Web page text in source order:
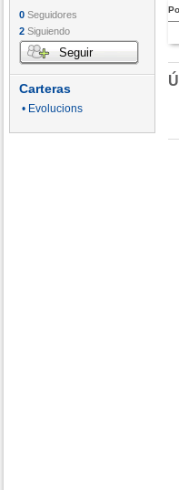
0 Seguidores
2 Siguiendo
Seguir
Carteras
• Evolucions